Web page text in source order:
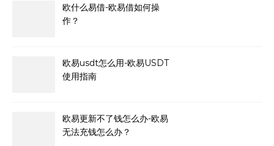
欧什么易借-欧易借如何操
作？
欧易usdt怎么用-欧易USDT
使用指南
欧易更新不了钱怎么办-欧易
无法充钱怎么办？